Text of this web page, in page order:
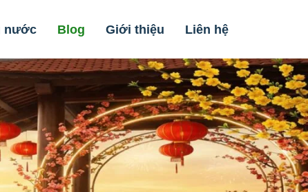
nước Blog Giới thiệu Liên hệ